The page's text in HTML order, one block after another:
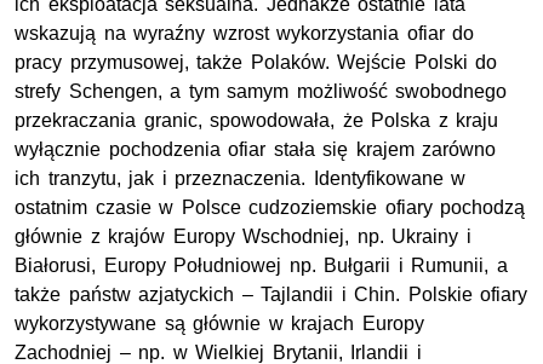
wskazują na wyraźny wzrost wykorzystania ofiar do
pracy przymusowej, także Polaków. Wejście Polski do
strefy Schengen, a tym samym możliwość swobodnego
przekraczania granic, spowodowała, że Polska z kraju
wyłącznie pochodzenia ofiar stała się krajem zarówno
ich tranzytu, jak i przeznaczenia. Identyfikowane w
ostatnim czasie w Polsce cudzoziemskie ofiary pochodzą
głównie z krajów Europy Wschodniej, np. Ukrainy i
Białorusi, Europy Południowej np. Bułgarii i Rumunii, a
także państw azjatyckich – Tajlandii i Chin. Polskie ofiary
wykorzystywane są głównie w krajach Europy
Zachodniej – np. w Wielkiej Brytanii, Irlandii i